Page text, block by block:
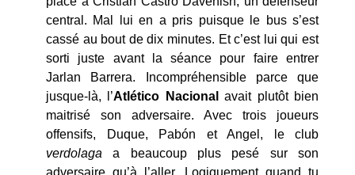
central. Mal lui en a pris puisque le bus s’est
cassé au bout de dix minutes. Et c’est lui qui est
sorti juste avant la séance pour faire entrer
Jarlan Barrera. Incompréhensible parce que
jusque-là, l’Atlético Nacional
avait plutôt bien
maitrisé son adversaire. Avec trois joueurs
offensifs, Duque, Pabón et Angel, le club
verdolaga a beaucoup plus pesé sur son